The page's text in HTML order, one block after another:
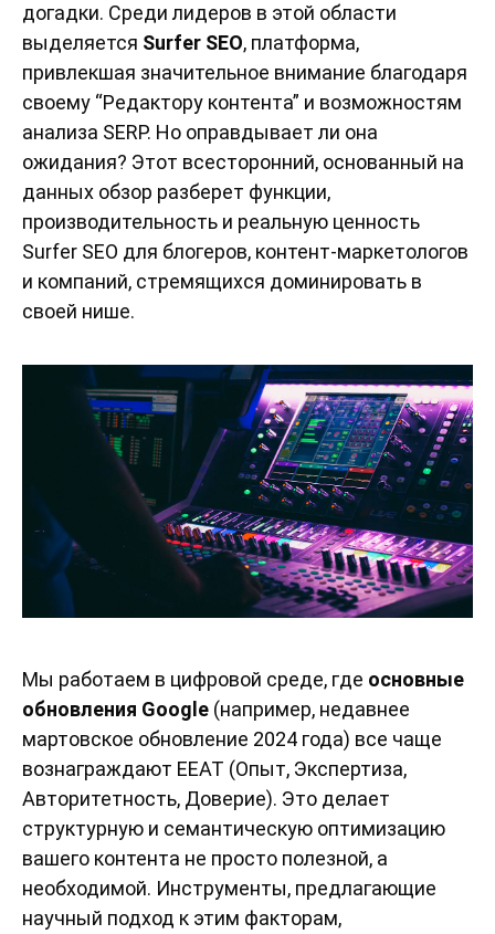
догадки. Среди лидеров в этой области
выделяется Surfer SEO, платформа,
привлекшая значительное внимание благодаря
своему “Редактору контента” и возможностям
анализа SERP. Но оправдывает ли она
ожидания? Этот всесторонний, основанный на
данных обзор разберет функции,
производительность и реальную ценность
Surfer SEO для блогеров, контент-маркетологов
и компаний, стремящихся доминировать в
своей нише.
Мы работаем в цифровой среде, где основные
обновления Google (например, недавнее
мартовское обновление 2024 года) все чаще
вознаграждают EEAT (Опыт, Экспертиза,
Авторитетность, Доверие). Это делает
структурную и семантическую оптимизацию
вашего контента не просто полезной, а
необходимой. Инструменты, предлагающие
научный подход к этим факторам,